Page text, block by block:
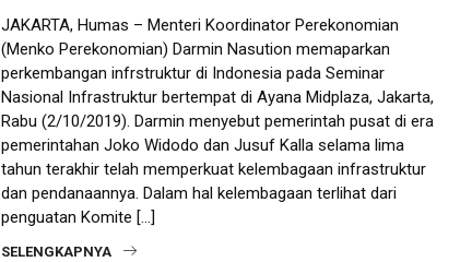
JAKARTA, Humas – Menteri Koordinator Perekonomian
(Menko Perekonomian) Darmin Nasution memaparkan
perkembangan infrstruktur di Indonesia pada Seminar
Nasional Infrastruktur bertempat di Ayana Midplaza, Jakarta,
Rabu (2/10/2019). Darmin menyebut pemerintah pusat di era
pemerintahan Joko Widodo dan Jusuf Kalla selama lima
tahun terakhir telah memperkuat kelembagaan infrastruktur
dan pendanaannya. Dalam hal kelembagaan terlihat dari
penguatan Komite […]
SELENGKAPNYA